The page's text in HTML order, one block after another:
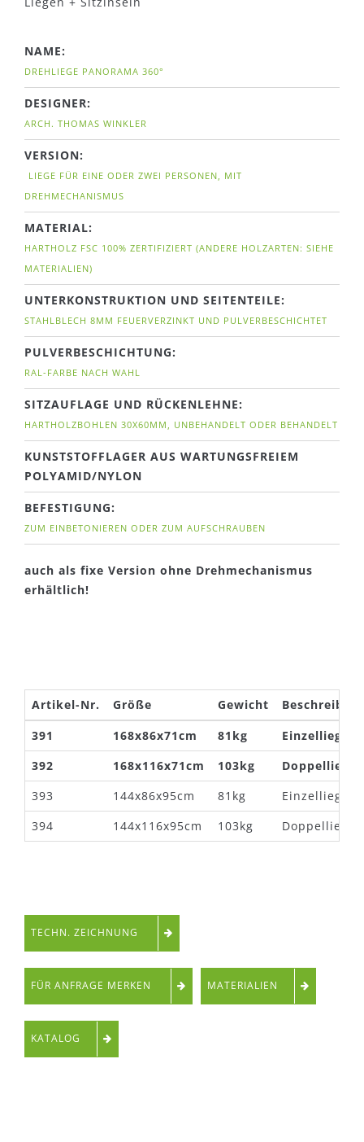
NAME:
DREHLIEGE PANORAMA 360°
DESIGNER:
ARCH. THOMAS WINKLER
VERSION:
LIEGE FÜR EINE ODER ZWEI PERSONEN, MIT
DREHMECHANISMUS
MATERIAL:
HARTHOLZ FSC 100% ZERTIFIZIERT (ANDERE HOLZARTEN: SIEHE
MATERIALIEN)
UNTERKONSTRUKTION UND SEITENTEILE:
STAHLBLECH 8MM FEUERVERZINKT UND PULVERBESCHICHTET
PULVERBESCHICHTUNG:
RAL-FARBE NACH WAHL
SITZAUFLAGE UND RÜCKENLEHNE:
HARTHOLZBOHLEN 30X60MM, UNBEHANDELT ODER BEHANDELT
KUNSTSTOFFLAGER AUS WARTUNGSFREIEM
POLYAMID/NYLON
BEFESTIGUNG:
ZUM EINBETONIEREN ODER ZUM AUFSCHRAUBEN
auch als fixe Version ohne Drehmechanismus
erhältlich!
Artikel-Nr. Größe Gewicht
391
168x86x71cm 81kg
Einzelliege
392
168x116x71cm 103kg
Doppelliege
393
144x86x95cm 81kg
Einzelliege
394
144x116x95cm 103kg Doppelliege
TECHN. ZEICHNUNG
FÜR ANFRAGE MERKEN MATERIALIEN
KATALOG